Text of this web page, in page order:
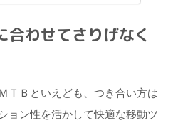
合わせてさりげなく
ＴＢといえども、つき合い方は
ョン性を活かして快適な移動ツ